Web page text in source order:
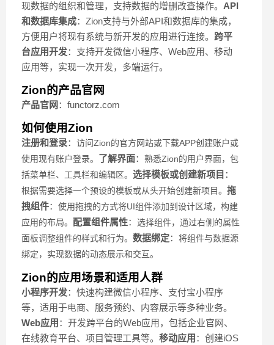
现数据的组织和管理，支持数据的增删改查操作。 API
和数据库集成：Zion支持与外部API和数据库的集成，
方便用户将现有系统与新开发的应用进行连接。 跨平
台应用开发：支持开发微信小程序、Web应用、移动
应用等，实现一次开发，多端运行。
Zion的产品官网
产品官网 ：functorz.com
如何使用Zion
注册和登录： 访问Zion的官方网站或下载APP创建账户或
使用现有账户登录。 了解界面： 熟悉Zion的用户界面，包
括菜单栏、工具栏和编辑区。 选择模板或创建新项目 ：
根据需要选择一个预设的模板或从头开始创建新项目。 拖
拽组件： 使用拖拽的方式将UI组件添加到设计区域，构建
应用的布局。 配置组件属性： 选择组件，通过右侧的属性
面板调整组件的样式和行为。 数据绑定： 将组件与数据源
绑定，实现数据的动态展示和交互。
Zion的应用场景和适用人群
小程序开发：快速构建微信小程序、支付宝小程序
等，适用于电商、服务预约、内容展示等多种业务。
Web应用 ：开发跨平台的Web应用，包括企业官网、
在线教育平台、项目管理工具等。 移动应用 ：创建iOS